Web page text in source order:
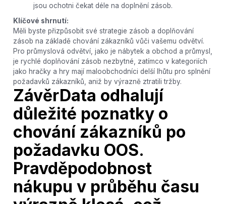
jsou ochotni čekat déle na doplnění zásob.
Klíčové shrnutí:
Měli byste přizpůsobit své strategie zásob a doplňování
zásob na základě chování zákazníků vůči vašemu odvětví.
Pro průmyslová odvětví, jako je nábytek a obchod a průmysl,
je rychlé doplňování zásob nezbytné, zatímco v kategoriích
jako hračky a hry mají maloobchodníci delší lhůtu pro splnění
požadavků zákazníků, aniž by výrazně ztratili tržby.
ZávěrData odhalují
důležité poznatky o
chování zákazníků po
požadavku OOS.
Pravděpodobnost
nákupu v průběhu času